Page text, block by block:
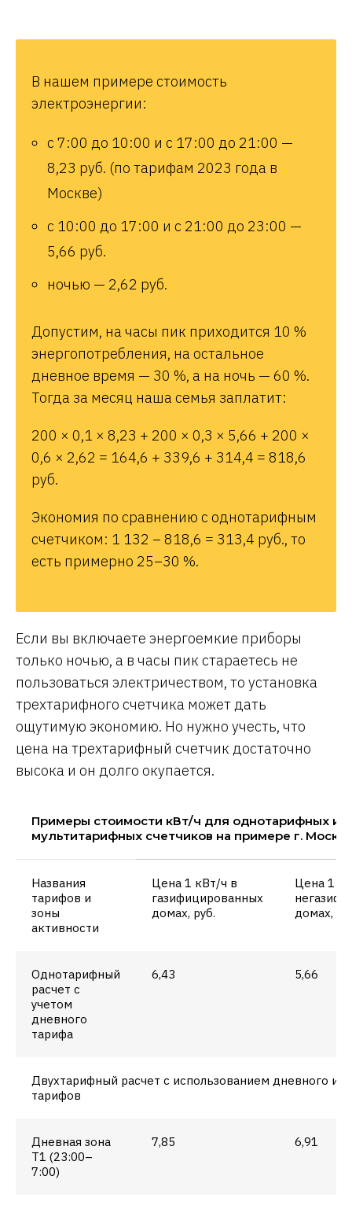
В нашем примере стоимость
электроэнергии:
с 7:00 до 10:00 и с 17:00 до 21:00 —
8,23 руб. (по тарифам 2023 года в
Москве)
с 10:00 до 17:00 и с 21:00 до 23:00 —
5,66 руб.
ночью — 2,62 руб.
Допустим, на часы пик приходится 10 %
энергопотребления, на остальное
дневное время — 30 %, а на ночь — 60 %.
Тогда за месяц наша семья заплатит:
200 × 0,1 × 8,23 + 200 × 0,3 × 5,66 + 200 ×
0,6 × 2,62 = 164,6 + 339,6 + 314,4 = 818,6
руб.
Экономия по сравнению с однотарифным
счетчиком: 1 132 – 818,6 = 313,4 руб., то
есть примерно 25–30 %.
Если вы включаете энергоемкие приборы
только ночью, а в часы пик стараетесь не
пользоваться электричеством, то установка
трехтарифного счетчика может дать
ощутимую экономию. Но нужно учесть, что
цена на трехтарифный счетчик достаточно
высока и он долго окупается.
Примеры стоимости кВт/ч для однотарифных и
мультитарифных счетчиков на примере г.
Названия
тарифов и
зоны
активности
Цена 1 кВт/ч в
газифицированных
домах, руб.
Цена 1
домах,
Однотарифный
расчет с
учетом
дневного
тарифа
6,43 5,66
Двухтарифный расчет с использованием дневного и
тарифов
Дневная зона
Т1 (23:00–
7:00)
7,85 6,91